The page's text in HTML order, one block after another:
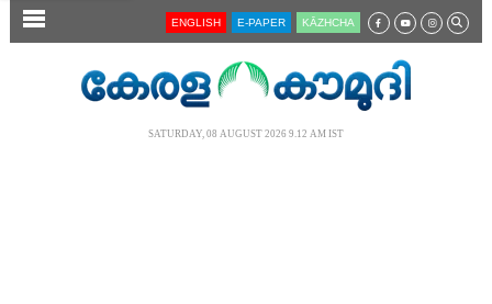
SECTIONS ENGLISH E-PAPER KĀZHCHA
SATURDAY, 08 AUGUST 2026 9.12 AM IST